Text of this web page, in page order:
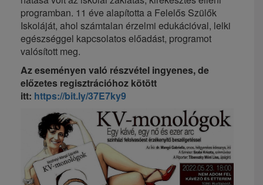
programban. 11 éve alapította a Felelős Szülők
Iskoláját, ahol számtalan érzelmi edukációval, lelki
egészséggel kapcsolatos előadást, programot
valósított meg.
Az eseményen való részvétel ingyenes, de
előzetes regisztrációhoz kötött
itt: https://bit.ly/37E7ky9